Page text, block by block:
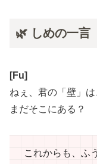
🌿 しめの一言
[Fu]
ねぇ、君の「壁」は
まだそこにある？
これからも、ふ